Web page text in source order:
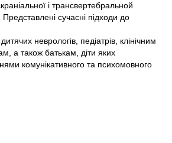
і трансвертебральной
Представлені сучасні підходи до
неврологів, педіатрів, клінічним
а також батькам, діти яких
комунікативного та психомовного